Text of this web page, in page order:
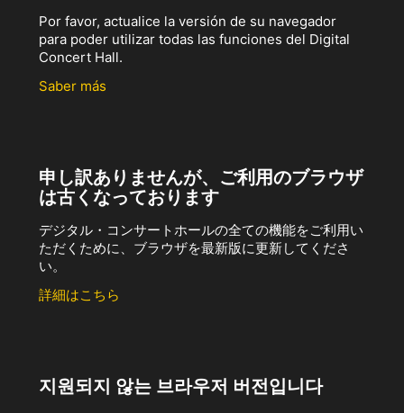
Por favor, actualice la versión de su navegador
para poder utilizar todas las funciones del Digital
Concert Hall.
Saber más
申し訳ありませんが、ご利用のブラウザ
は古くなっております
デジタル・コンサートホールの全ての機能をご利用い
ただくために、ブラウザを最新版に更新してくださ
い。
詳細はこちら
지원되지 않는 브라우저 버전입니다